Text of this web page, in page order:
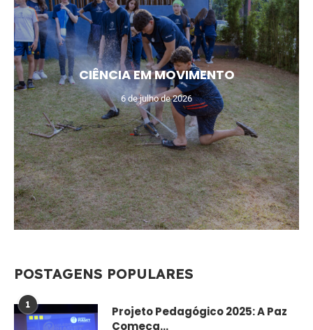
CIÊNCIA EM MOVIMENTO
6 de julho de 2026
POSTAGENS POPULARES
1
Projeto Pedagógico 2025: A Paz
Começa...